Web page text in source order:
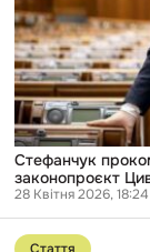
законопроєкт
Цивільного
кодексу
Стефанчук
законопроєкт
28 Квітня 2026, 18:24
Перейти
до